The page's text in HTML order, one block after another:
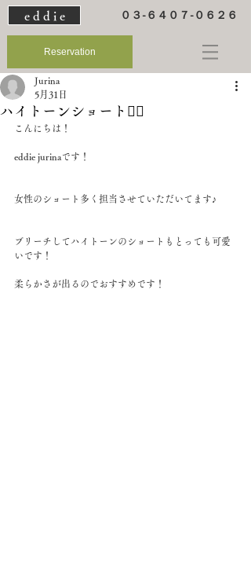
e d d i e ０３-６４０７-０６２６
Reservation
ハイトーンショート👱‍♀️
Jurina
5月31日
こんにちは！
eddie jurinaです！
女性のショート多く担当させていただいてます♪
ブリーチしてハイトーンのショートもとっても可愛
いです！
柔らかさが出るのでおすすめです！